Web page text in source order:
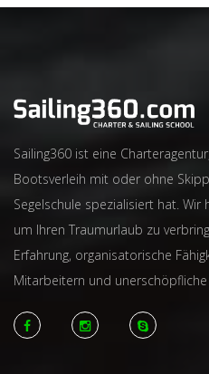
Sailing360 ist eine
Bootsverleih mit oder ohne
Segelschule spezialisiert hat. Wir
um Ihren Traumurlaub zu
Erfahrung, organisatorische
Mitarbeitern und unerschöpfliche